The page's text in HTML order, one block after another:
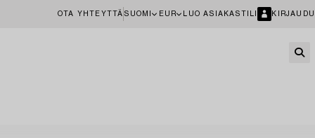
OTA YHTEYTTÄ SUOMI EUR LUO ASIAKASTILI KIRJAUDU